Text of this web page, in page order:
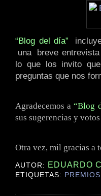
“Blog del día”
una. breve
lo que los invito
preguntas que nos
Agradecemos a “Blog
sus sugerencias y
Otra vez, mil gracias a
AUTOR: EDUARDO
ETIQUETAS: PREMIOS